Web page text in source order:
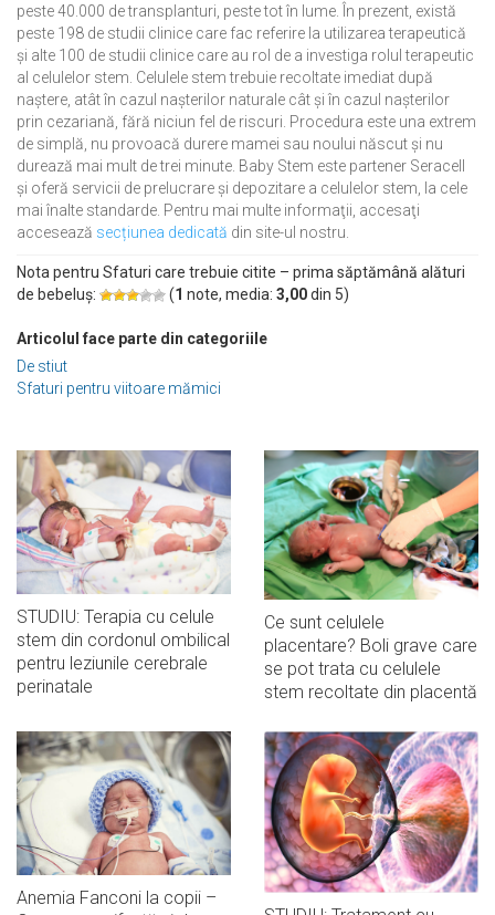
peste 40.000 de transplanturi, peste tot în lume. În prezent, există
peste 198 de studii clinice care fac referire la utilizarea terapeutică
și alte 100 de studii clinice care au rol de a investiga rolul terapeutic
al celulelor stem. Celulele stem trebuie recoltate imediat după
naștere, atât în cazul nașterilor naturale cât și în cazul nașterilor
prin cezariană, fără niciun fel de riscuri. Procedura este una extrem
de simplă, nu provoacă durere mamei sau noului născut și nu
durează mai mult de trei minute. Baby Stem este partener Seracell
și oferă servicii de prelucrare și depozitare a celulelor stem, la cele
mai înalte standarde. Pentru mai multe informaţii, accesaţi
accesează secțiunea dedicată din site-ul nostru.
Nota pentru Sfaturi care trebuie citite – prima săptămână alături
de bebeluș:
(1 note, media: 3,00din 5)
Articolul face parte din categoriile
De stiut
Sfaturi pentru viitoare mămici
STUDIU: Terapia cu celule
stem din cordonul ombilical
pentru leziunile cerebrale
perinatale
Ce sunt celulele
placentare? Boli grave care
se pot trata cu celulele
stem recoltate din placentă
Anemia Fanconi la copii –